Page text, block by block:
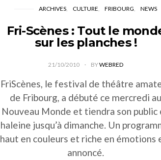
ARCHIVES CULTURE FRIBOURG NEWS
Fri-Scènes : Tout le
sur les planches !
21/10/2010 BYWEBRED
FriScènes, le festival de théâtre
de Fribourg, a débuté ce mercredi au
Nouveau Monde et tiendra son public
haleine jusqu’à dimanche. Un
haut en couleurs et riche en émotions
annoncé.